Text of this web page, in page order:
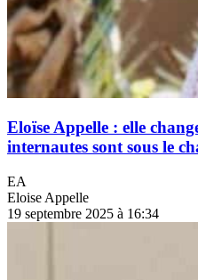
Eloïse Appelle : elle
internautes sont sous le
EA
Eloise Appelle
19 septembre 2025 à 16:34